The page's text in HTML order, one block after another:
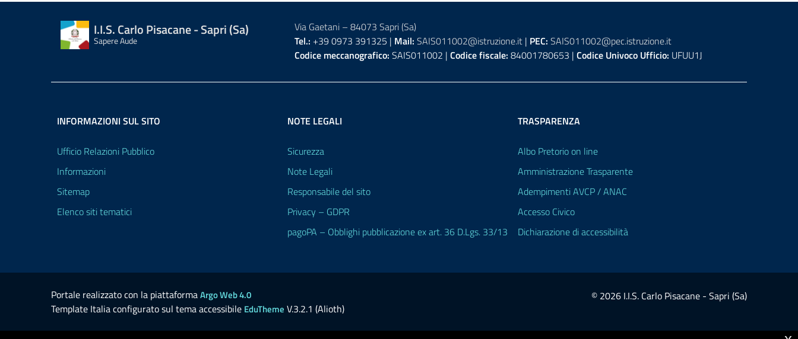
I.I.S. Carlo Pisacane - Sapri (Sa)
Sapere Aude
Via Gaetani – 84073 Sapri (Sa)
Tel.: +39 0973 391325 | Mail: SAIS011002@istruzione.it| PEC: SAIS011002@pec.istruzione.it
Codice meccanografico: SAIS011002 | Codice fiscale: 84001780653 | Codice Univoco Ufficio: UFUU1J
INFORMAZIONI SUL SITO
Ufficio Relazioni Pubblico
Informazioni
Sitemap
Elenco siti tematici
NOTE LEGALI
Sicurezza
Note Legali
Responsabile del sito
Privacy – GDPR
pagoPA – Obblighi pubblicazione ex art. 36 D.Lgs. 33/13
TRASPARENZA
Albo Pretorio on line
Amministrazione Trasparente
Adempimenti AVCP / ANAC
Accesso Civico
Dichiarazione di accessibilità
Portale realizzato con la piattaformaArgo Web 4.0
Template Italia configurato sul tema accessibile EduTheme V.3.2.1 (Alioth)
© 2026 I.I.S. Carlo Pisacane - Sapri (Sa)